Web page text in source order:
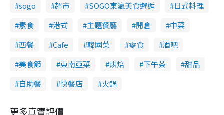
sogo 超市 SOGO東瀛美食邂逅
日式料理
素食
港式 主題餐廳 開倉
中菜
西餐
Cafe 韓國菜 零食
酒吧
美食節
東南亞菜 烘焙 下午茶
甜品
自助餐
快餐店 火鍋
更多真實評價